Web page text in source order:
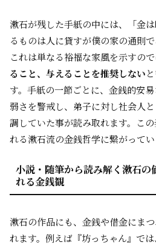
漱石が残した手紙の中には、「金
るものは人に貸すが僕の家の通則で
これは単なる裕福な家風を示すので
ること、与えることを推奨しない
す。手紙の一節ごとに、金銭的安
弱さを警戒し、弟子に対し社会人
調していた事が読み取れます。こ
れる漱石流の金銭哲学に繋がってい
小説・随筆から読み解く漱石の
れる金銭観
漱石の作品にも、金銭や借金にま
れます。例えば『坊っちゃん』で